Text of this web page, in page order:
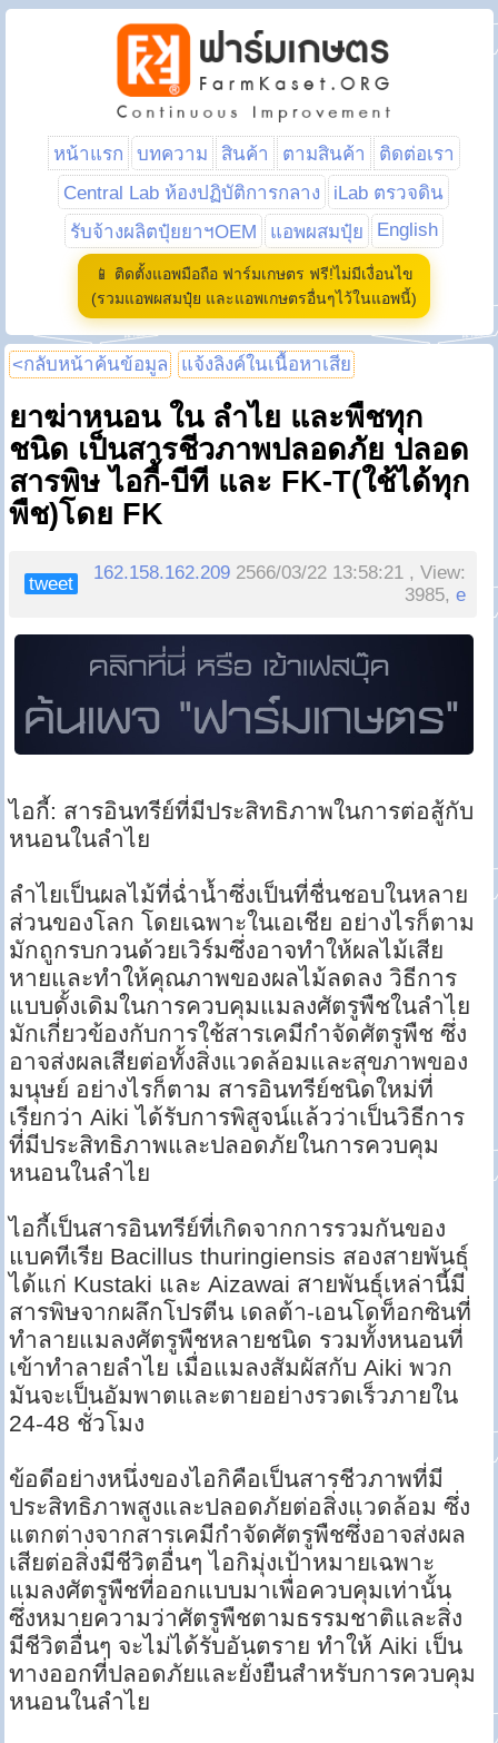
หน้าแรก บทความ สินค้า ตามสินค้า
ติดต่อเรา
Central Lab ห้องปฏิบัติการกลาง
iLab ตรวจดิน
รับจ้างผลิตปุ๋ยยาฯOEM
แอพผสมปุ๋ย English
📱 ติดตั้งแอพมือถือ ฟาร์มเกษตร ฟรี!ไม่มีเงื่อนไข
(รวมแอพผสมปุ๋ย และแอพเกษตรอื่นๆไว้ในแอพนี้)
<กลับหน้าค้นข้อมูล แจ้งลิงค์ในเนื้อหาเสีย
ยาฆ่าหนอน ใน ลำไย และพืชทุก
ชนิด เป็นสารชีวภาพปลอดภัย ปลอด
สารพิษ ไอกี้-บีที และ FK-T(ใช้ได้ทุก
พืช)โดย FK
tweet
162.158.162.209 2566/03/22 13:58:21 , View:
3985,e
ไอกี้: สารอินทรีย์ที่มีประสิทธิภาพในการต่อสู้กับ
หนอนในลำไย
ลำไยเป็นผลไม้ที่ฉ่ำน้ำซึ่งเป็นที่ชื่นชอบในหลาย
ส่วนของโลก โดยเฉพาะในเอเชีย อย่างไรก็ตาม
มักถูกรบกวนด้วยเวิร์มซึ่งอาจทำให้ผลไม้เสีย
หายและทำให้คุณภาพของผลไม้ลดลง วิธีการ
แบบดั้งเดิมในการควบคุมแมลงศัตรูพืชในลำไย
มักเกี่ยวข้องกับการใช้สารเคมีกำจัดศัตรูพืช ซึ่ง
อาจส่งผลเสียต่อทั้งสิ่งแวดล้อมและสุขภาพของ
มนุษย์ อย่างไรก็ตาม สารอินทรีย์ชนิดใหม่ที่
เรียกว่า Aiki ได้รับการพิสูจน์แล้วว่าเป็นวิธีการ
ที่มีประสิทธิภาพและปลอดภัยในการควบคุม
หนอนในลำไย
ไอกี้เป็นสารอินทรีย์ที่เกิดจากการรวมกันของ
แบคทีเรีย Bacillus thuringiensis สองสายพันธุ์
ได้แก่ Kustaki และ Aizawai สายพันธุ์เหล่านี้มี
สารพิษจากผลึกโปรตีน เดลต้า-เอนโดท็อกซินที่
ทำลายแมลงศัตรูพืชหลายชนิด รวมทั้งหนอนที่
เข้าทำลายลำไย เมื่อแมลงสัมผัสกับ Aiki พวก
มันจะเป็นอัมพาตและตายอย่างรวดเร็วภายใน
24-48 ชั่วโมง
ข้อดีอย่างหนึ่งของไอกิคือเป็นสารชีวภาพที่มี
ประสิทธิภาพสูงและปลอดภัยต่อสิ่งแวดล้อม ซึ่ง
แตกต่างจากสารเคมีกำจัดศัตรูพืชซึ่งอาจส่งผล
เสียต่อสิ่งมีชีวิตอื่นๆ ไอกิมุ่งเป้าหมายเฉพาะ
แมลงศัตรูพืชที่ออกแบบมาเพื่อควบคุมเท่านั้น
ซึ่งหมายความว่าศัตรูพืชตามธรรมชาติและสิ่ง
มีชีวิตอื่นๆ จะไม่ได้รับอันตราย ทำให้ Aiki เป็น
ทางออกที่ปลอดภัยและยั่งยืนสำหรับการควบคุม
หนอนในลำไย